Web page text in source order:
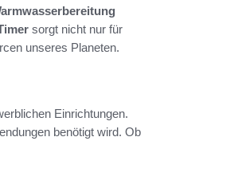
sorgt nicht nur für
unseres Planeten.
Einrichtungen.
benötigt wird. Ob